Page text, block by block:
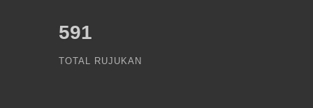
591
TOTAL RUJUKAN